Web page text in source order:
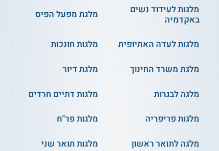
מלגות לעידוד נשים
באקדמיה
מלגת מפעל הפיס
מלגות לעדה האתיופית
מלגות חונכות
מלגת משרד החינוך
מלגת דיור
מלגה לבגרות
מלגות דתיים חרדים
מלגות פריפריה
מלגות פר"ח
מלגה לתואר ראשון
מלגות תואר שני